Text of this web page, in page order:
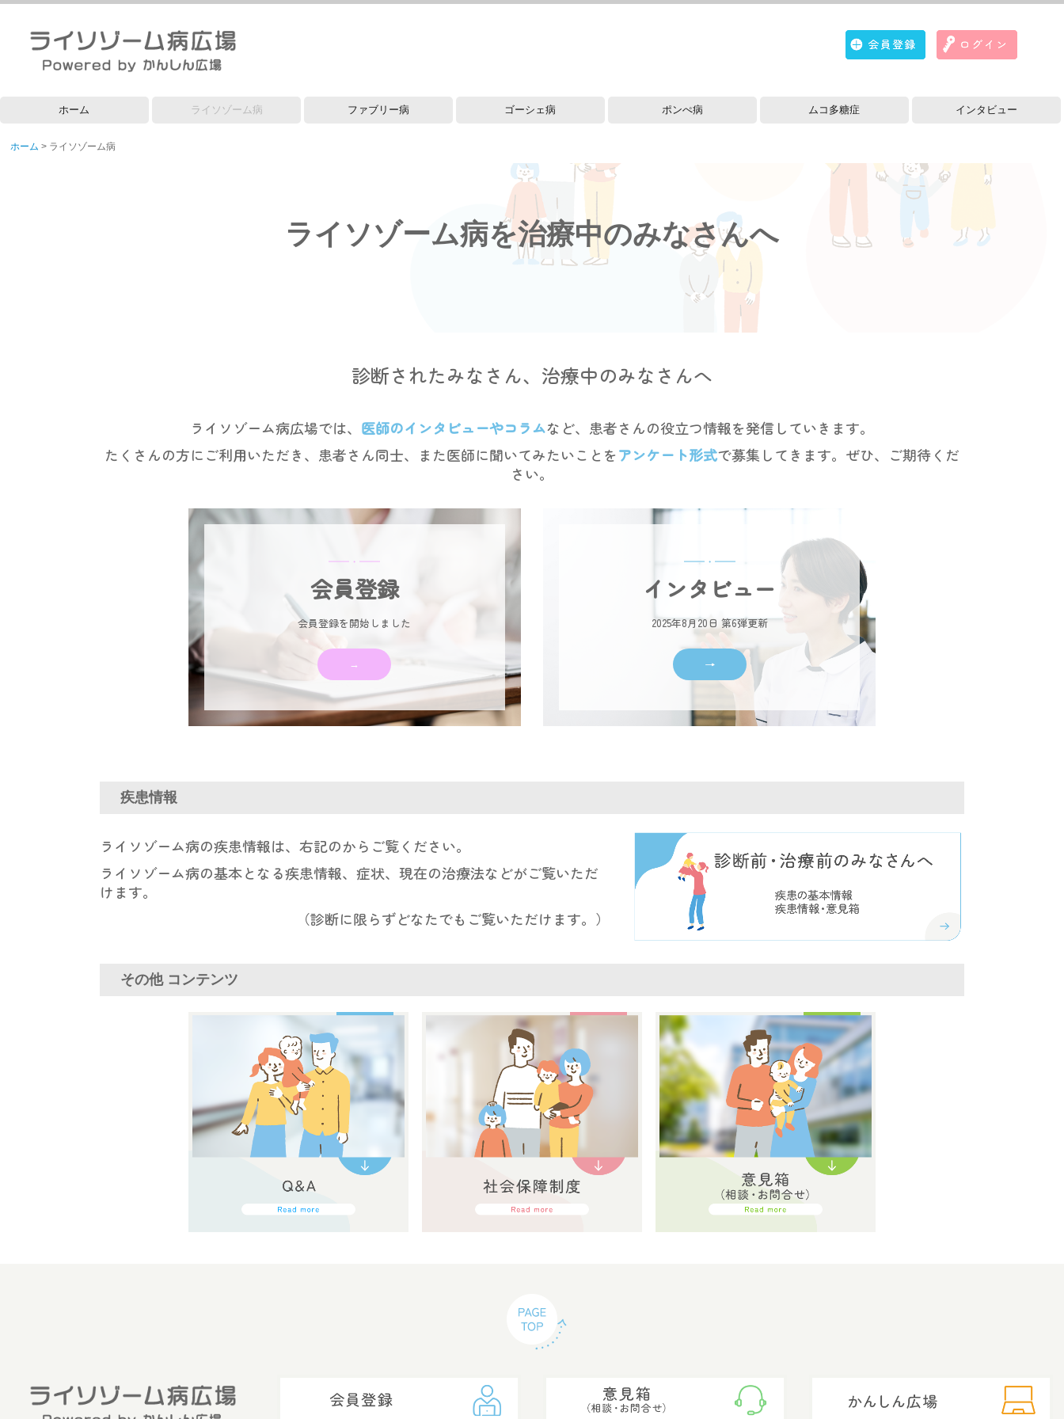
ホーム
運営について
会員登録
Q&A
意見箱
ライソゾーム病 ファブリー病 ゴーシェ病 ポンぺ病 ムコ多糖症 インタビュー
ホーム ライソゾーム病
ライソゾーム病を治療中のみなさんへ
診断されたみなさん、治療中のみなさんへ
ライソゾーム病広場では、 医師のインタビューやコラムなど、患者さんの役立つ情報を発信していきます。
たくさんの方にご利用いただき、患者さん同士、また医師に聞いてみたいことをアンケート形式で募集してきます。ぜひ、ご期待くだ
さい。
━━・━━
会員登録
会員登録を開始しました
→
━━・━━
インタビュー
2025年8月20日 第6弾更新
→
疾患情報
ライソゾーム病の疾患情報は、右記のからご覧ください。
ライソゾーム病の基本となる疾患情報、症状、現在の治療法などがご覧いただ
けます。
（診断に限らずどなたでもご覧いただけます。）
その他 コンテンツ